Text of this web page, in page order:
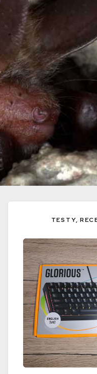
TESTY,